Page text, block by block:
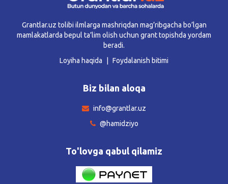
Grantlar.uz tolibi ilmlarga mashriqdan mag’ribgacha bo’lgan
mamlakatlarda bepul ta’lim olish uchun grant topishda yordam
beradi.
Loyiha haqida
Foydalanish bitimi
Biz bilan aloqa
info@grantlar.uz
@hamidziyo
To'lovga qabul qilamiz